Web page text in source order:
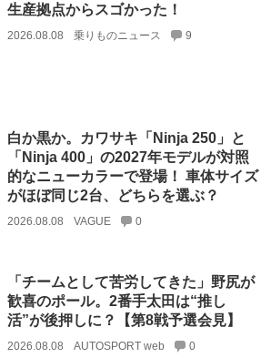
生産拠点からスゴかった！
2026.08.08 乗りものニュース 9
白か黒か。カワサキ「Ninja 250」と
「Ninja 400」の2027年モデルが対照
的なニューカラーで登場！ 車体サイズ
がほぼ同じ2台、どちらを選ぶ？
2026.08.08 VAGUE 0
「チームとして苦労してきた」野尻が
歓喜のポール。2番手太田は“推し
活”が後押しに？【第8戦予選会見】
2026.08.08 AUTOSPORT web 0